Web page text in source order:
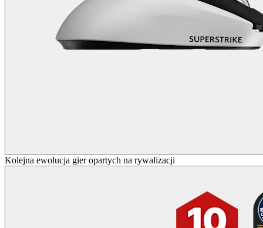
Kolejna ewolucja gier opartych na rywalizacji